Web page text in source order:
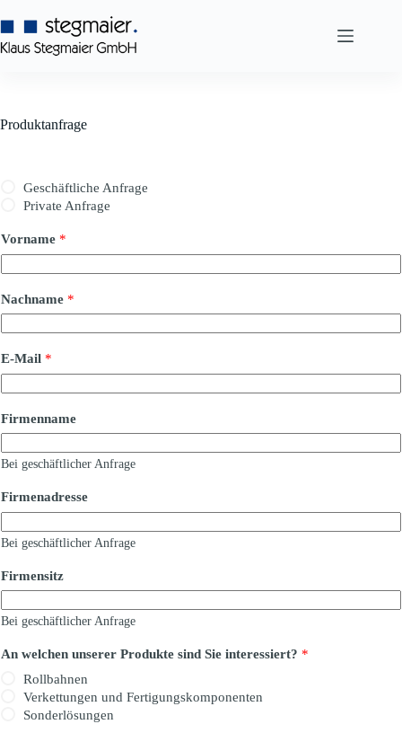
Inhalt
springen
Produktanfrage
Geschäftliche Anfrage
Private Anfrage
Vorname *
Nachname *
E-Mail *
Firmenname
Bei geschäftlicher Anfrage
Firmenadresse
Bei geschäftlicher Anfrage
Firmensitz
Bei geschäftlicher Anfrage
An welchen unserer Produkte sind Sie interessiert? *
Rollbahnen
Verkettungen und Fertigungskomponenten
Sonderlösungen